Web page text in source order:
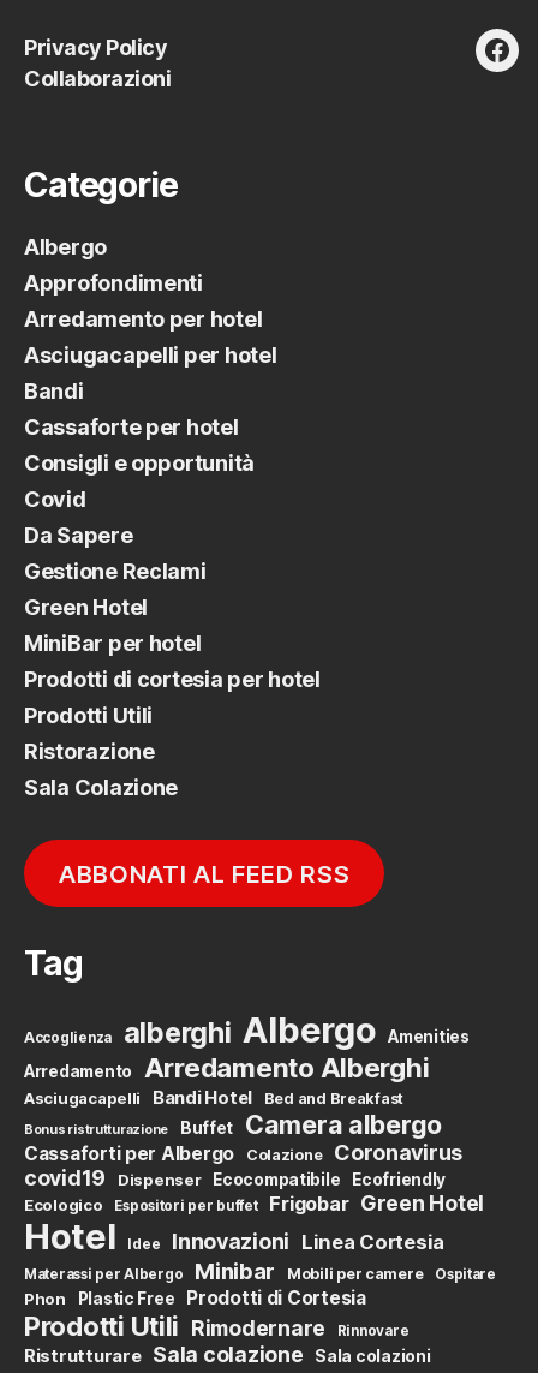
Privacy Policy
Collaborazioni
Categorie
Albergo
Approfondimenti
Arredamento per hotel
Asciugacapelli per hotel
Bandi
Cassaforte per hotel
Consigli e opportunità
Covid
Da Sapere
Gestione Reclami
Green Hotel
MiniBar per hotel
Prodotti di cortesia per hotel
Prodotti Utili
Ristorazione
Sala Colazione
ABBONATI AL FEED RSS
Tag
Accoglienza alberghi Albergo
Amenities
Arredamento
Arredamento Alberghi
Asciugacapelli Bandi Hotel Bed and Breakfast
Bonus ristrutturazione Buffet Camera albergo
Cassaforti per Albergo Colazione
Coronavirus
covid19
Dispenser Ecocompatibile
Ecofriendly
Ecologico
Espositori per buffet Frigobar Green Hotel
Hotel Idee Innovazioni Linea Cortesia
Materassi per Albergo Minibar Mobili per camere Ospitare
Phon Plastic Free Prodotti di Cortesia
Prodotti Utili Rimodernare Rinnovare
Ristrutturare Sala colazione Sala colazioni